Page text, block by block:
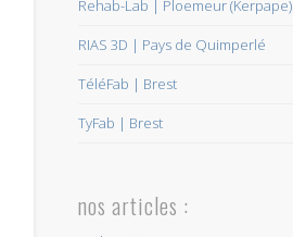
Rehab-Lab | Ploemeur (Kerpape)
RIAS 3D | Pays de Quimperlé
TéléFab | Brest
TyFab | Brest
nos articles :